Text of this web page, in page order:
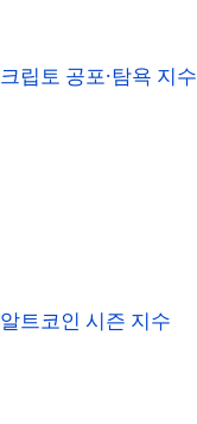
크립토 공포·탐욕 지수
알트코인 시즌 지수